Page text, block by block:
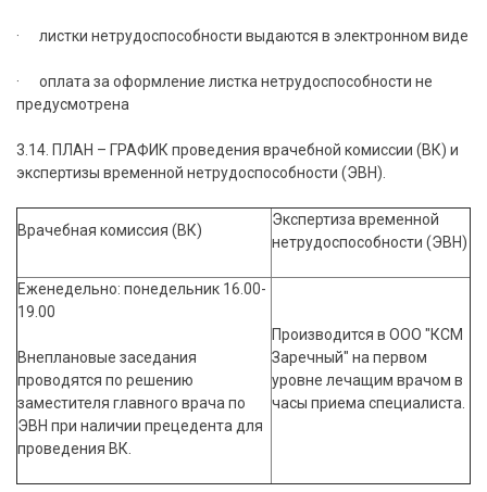
· листки нетрудоспособности выдаются в электронном виде
· оплата за оформление листка нетрудоспособности не
предусмотрена
3.14. ПЛАН – ГРАФИК проведения врачебной комиссии (ВК) и
экспертизы временной нетрудоспособности (ЭВН).
Врачебная комиссия (ВК)
Экспертиза временной
нетрудоспособности (ЭВН)
Еженедельно: понедельник 16.00-
19.00
Внеплановые заседания
проводятся по решению
заместителя главного врача по
ЭВН при наличии прецедента для
проведения ВК.
Производится в ООО "КСМ
Заречный" на первом
уровне лечащим врачом в
часы приема специалиста.